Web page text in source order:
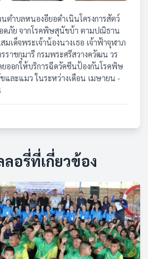
นตำบลหนองอียอดำเนินโครงการสัตว์
ดภัย จากโรคพิษสุนัขบ้า ตามปณิธาน
มเด็จพระเจ้าน้องนางเธอ เจ้าฟ้าจุฬาภ
าชกุมารี กรมพระศรีสวางควัฒน วร
ออกให้บริการฉีดวัคซีนป้องกันโรคพิษ
ละแมว ในระหว่างเดือน เมษายน -
อรี่ที่เกี่ยวข้อง